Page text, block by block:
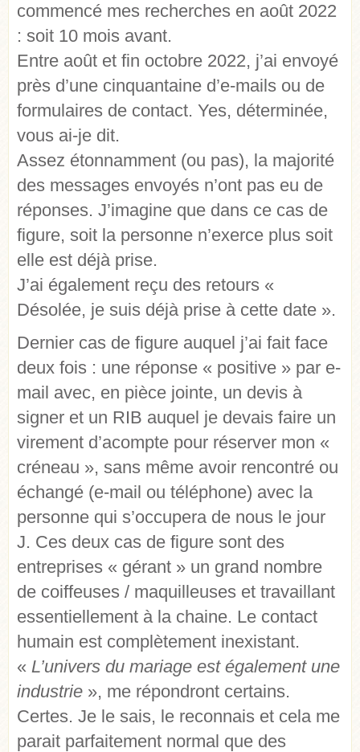
commencé mes recherches en août 2022
: soit 10 mois avant.
Entre août et fin octobre 2022, j’ai envoyé
près d’une cinquantaine d’e-mails ou de
formulaires de contact. Yes, déterminée,
vous ai-je dit.
Assez étonnamment (ou pas), la majorité
des messages envoyés n’ont pas eu de
réponses. J’imagine que dans ce cas de
figure, soit la personne n’exerce plus soit
elle est déjà prise.
J’ai également reçu des retours «
Désolée, je suis déjà prise à cette date ».
Dernier cas de figure auquel j’ai fait face
deux fois : une réponse « positive » par e-
mail avec, en pièce jointe, un devis à
signer et un RIB auquel je devais faire un
virement d’acompte pour réserver mon «
créneau », sans même avoir rencontré ou
échangé (e-mail ou téléphone) avec la
personne qui s’occupera de nous le jour
J. Ces deux cas de figure sont des
entreprises « gérant » un grand nombre
de coiffeuses / maquilleuses et travaillant
essentiellement à la chaine. Le contact
humain est complètement inexistant.
« L’univers du mariage est également une
industrie », me répondront certains.
Certes. Je le sais, le reconnais et cela me
parait parfaitement normal que des